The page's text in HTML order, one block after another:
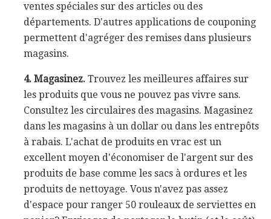
ventes spéciales sur des articles ou des
départements. D'autres applications de couponing
permettent d'agréger des remises dans plusieurs
magasins.
4. Magasinez. Trouvez les meilleures affaires sur
les produits que vous ne pouvez pas vivre sans.
Consultez les circulaires des magasins. Magasinez
dans les magasins à un dollar ou dans les entrepôts
à rabais. L'achat de produits en vrac est un
excellent moyen d'économiser de l'argent sur des
produits de base comme les sacs à ordures et les
produits de nettoyage. Vous n'avez pas assez
d'espace pour ranger 50 rouleaux de serviettes en